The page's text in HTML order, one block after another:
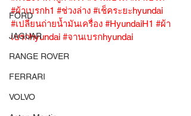
FORD
JAGUAR
RANGE ROVER
FERRARI
VOLVO
#ผ้าเบรกh1 #ช่วงล่าง #เช็คระยะhyundai
#เปลี่ยนถ่ายน้ำมันเครื่อง #HyundaiH1 #ผ้า
เบรกhyundai #จานเบรกhyundai